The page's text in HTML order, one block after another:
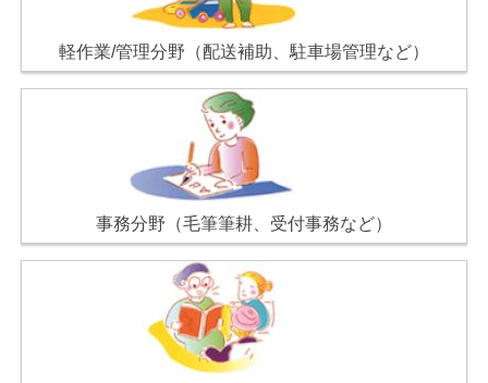
軽作業/管理分野（配送補助、駐車場管理など）
事務分野（毛筆筆耕、受付事務など）